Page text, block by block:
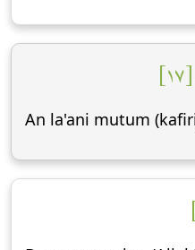
An la'ani mutum